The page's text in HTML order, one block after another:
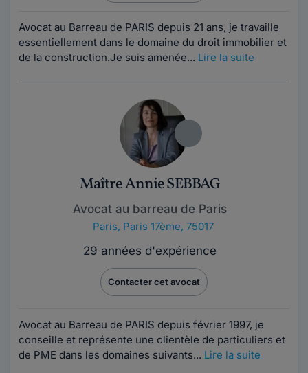
Avocat au Barreau de PARIS depuis 21 ans, je travaille
essentiellement dans le domaine du droit immobilier et
de la construction.Je suis amenée... Lire la suite
Maître Annie SEBBAG
Avocat au barreau de Paris
Paris, Paris 17ème, 75017
29 années d'expérience
Contacter cet avocat
Avocat au Barreau de PARIS depuis février 1997, je
conseille et représente une clientèle de particuliers et
de PME dans les domaines suivants... Lire la suite